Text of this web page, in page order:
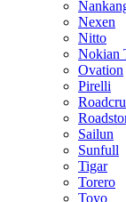
Nexen
Nitto
Nokian
Ovation
Pirelli
Sailun
Sunfull
Tigar
Torero
Toyo